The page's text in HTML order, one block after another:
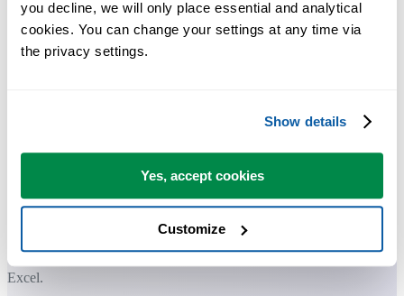
you decline, we will only place essential and analytical
cookies. You can change your settings at any time via
the privacy settings.
Show details
Yes, accept cookies
Customize
Strumenti pratici che molti utenti di Excel vorrebbero integrati in
Excel.